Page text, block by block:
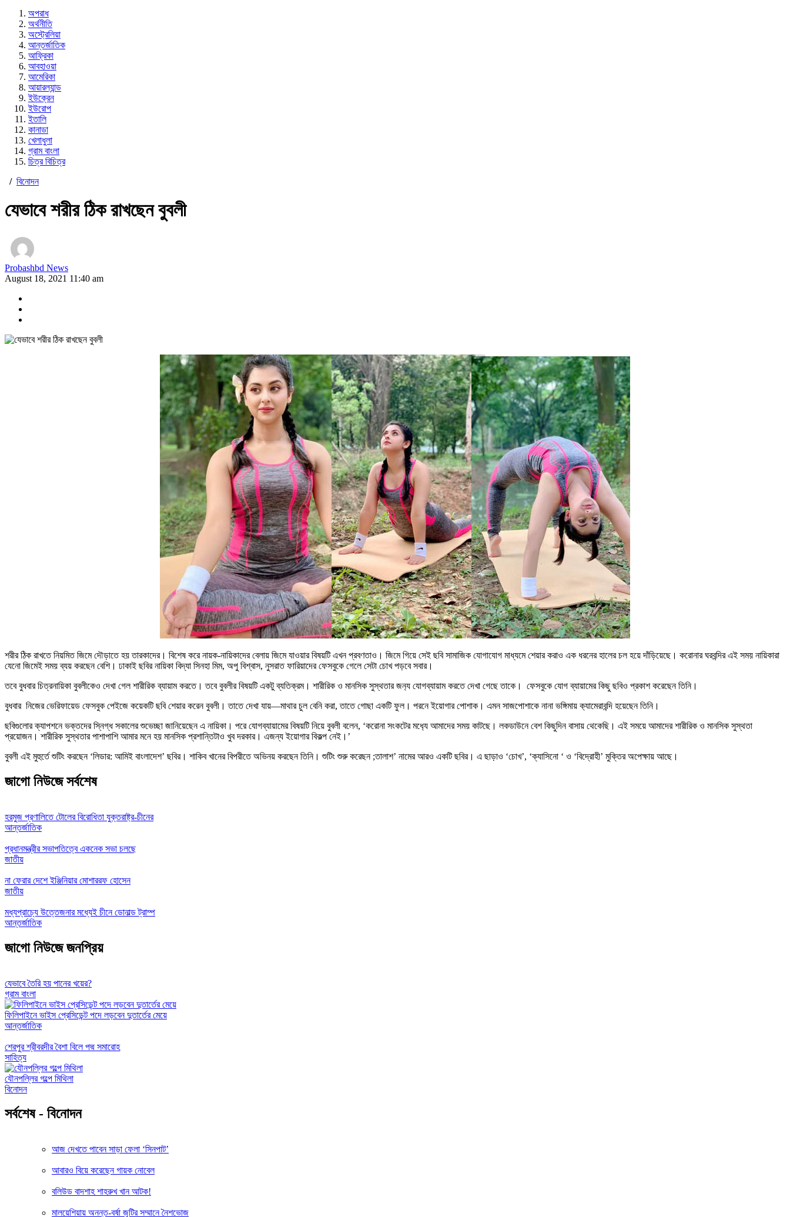
অপরাধ
অর্থনীতি
অস্ট্রেলিয়া
আন্তর্জাতিক
আফ্রিকা
আবহাওয়া
আমেরিকা
আয়ারল্যান্ড
ইউক্রেন
ইউরোপ
ইতালি
কানাডা
খেলাধুলা
গ্রাম বাংলা
চিত্র বিচিত্র
/ বিনোদন
যেভাবে শরীর ঠিক রাখছেন বুবলী
Probashbd News
August 18, 2021 11:40 am
শরীর ঠিক রাখতে নিয়মিত জিমে দৌড়াতে হয় তারকাদের। বিশেষ করে নায়ক-নায়িকাদের বেলায় জিমে যাওয়ার বিষয়টি এখন প্রবণতাও। জিমে গিয়ে সেই ছবি সামাজিক যোগাযোগ মাধ্যমে শেয়ার করাও এক ধরনের হালের চল হয়ে দাঁড়িয়েছে। করোনার ঘরবন্দির এই সময় নায়িকারা
যেনো জিমেই সময় ব্যয় করছেন বেশি। ঢাকাই ছবির নায়িকা বিদ্যা সিনহা মিম, অপু বিশ্বাস, নুসরাত ফারিয়াদের ফেসবুকে গেলে সেটা চোখ পড়বে সবার।
তবে বুধবার চিত্রনায়িকা বুবলীকেও দেখা গেল শারীরিক ব্যায়াম করতে। তবে বুবলীর বিষয়টি একটু ব্যতিক্রম। শারীরিক ও মানসিক সুস্থতার জন‌্য যোগব্যায়াম করতে দেখা গেছে তাকে। ফেসবুকে যোগ ব্যায়ামের কিছু ছবিও প্রকাশ করেছেন তিনি।
বুধবার নিজের ভেরিফায়েড ফেসবুক পেইজে কয়েকটি ছবি শেয়ার করেন বুবলী। তাতে দেখা যায়—মাথার চুল বেনি করা, তাতে গোছা একটি ফুল। পরনে ইয়োগার পোশাক। এমন সাজপোশাকে নানা ভঙ্গিমায় ক‌্যামেরাবন্দি হয়েছেন তিনি।
ছবিগুলোর ক্যাপশনে ভক্তদের স্নিগ্ধ সকালের শুভেচ্ছা জানিয়েছেন এ নায়িকা। পরে যোগব্যায়ামের বিষয়টি নিয়ে বুবলী বলেন, ‘করোনা সংকটের মধ‌্যে আমাদের সময় কাটছে। লকডাউনে বেশ কিছুদিন বাসায় থেকেছি। এই সময়ে আমাদের শারীরিক ও মানসিক সুস্থতা
প্রয়োজন। শারীরিক সুস্থতার পাশাপাশি আমার মনে হয় মানসিক প্রশান্তিটাও খুব দরকার। এজন্য ইয়োগার বিকল্প নেই।’
বুবলী এই মুহুর্তে শুটিং করছেন ‘লিডার: আমিই বাংলাদেশ’ ছবির। শাকিব খানের বিপরীতে অভিনয় করছেন তিনি। শুটিং শুরু করেছন ;তালাশ’ নামের আরও একটি ছবির। এ ছাড়াও ‘চোখ’, ‘ক্যাসিনো ‘ ও ‘বিদ্রোহী’ মুক্তির অপেক্ষায় আছে।
জাগো নিউজে সর্বশেষ
হরমুজ প্রণালিতে টোলের বিরোধিতা যুক্তরাষ্ট্র-চীনের
আন্তর্জাতিক
প্রধানমন্ত্রীর সভাপতিত্বে একনেক সভা চলছে
জাতীয়
না ফেরার দেশে ইঞ্জিনিয়ার মোশাররফ হোসেন
জাতীয়
মধ্যপ্রাচ্যে উত্তেজনার মধ্যেই চীনে ডোনাল্ড ট্রাম্প
আন্তর্জাতিক
জাগো নিউজে জনপ্রিয়
যেভাবে তৈরি হয় পানের খয়ের?
গ্রাম বাংলা
ফিলিপাইনে ভাইস প্রেসিডেন্ট পদে লড়বেন দুতার্তের মেয়ে
আন্তর্জাতিক
শেরপুর শ্রীবরদীর বৈশা বিলে পদ্ম সমারোহ
সাহিত্য
যৌনপল্লির গল্পে মিথিলা
বিনোদন
সর্বশেষ - বিনোদন
আজ দেখতে পাবেন সাড়া ফেলা ‘সিনপাট’
আবারও বিয়ে করেছেন গায়ক নোবেল
বলিউড বাদশাহ শাহরুখ খান আটক!
মালয়েশিয়ায় অনন্ত-বর্ষা জুটির সম্মানে নৈশভোজ